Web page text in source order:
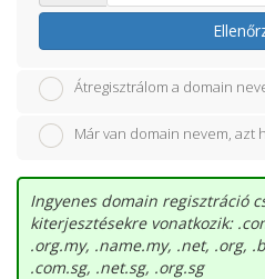
Átregisztrálom a domain
Már van domain nevem, azt
Ingyenes domain regisztráció
kiterjesztésekre vonatkozik:
.org.my, .name.my, .net, .org,
.com.sg, .net.sg, .org.sg